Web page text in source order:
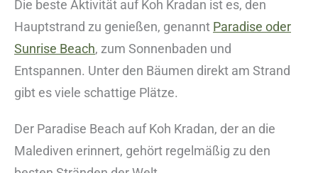
Die beste Aktivität auf Koh Kradan ist es, den
Hauptstrand zu genießen, genannt Paradise oder
Sunrise Beach, zum Sonnenbaden und
Entspannen. Unter den Bäumen direkt am Strand
gibt es viele schattige Plätze.
Der Paradise Beach auf Koh Kradan, der an die
Malediven erinnert, gehört regelmäßig zu den